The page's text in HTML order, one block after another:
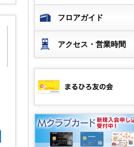
フロアガイド
アクセス・営業時間